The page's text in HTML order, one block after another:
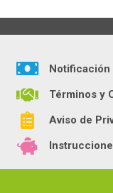
Notificación
Términos y
Aviso de